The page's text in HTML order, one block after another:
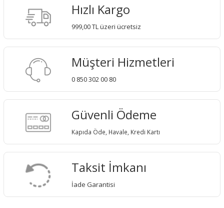
Hızlı Kargo
999,00 TL üzeri ücretsiz
Müşteri Hizmetleri
0 850 302 00 80
Güvenli Ödeme
Kapıda Öde, Havale, Kredi Kartı
Taksit İmkanı
İade Garantisi